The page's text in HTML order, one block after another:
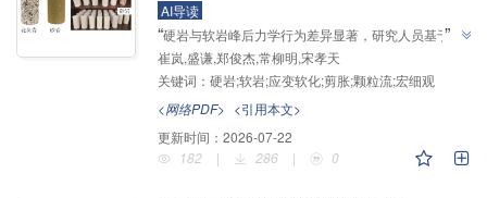
AI导读
“硬岩与软岩峰后力学行为差异显著，研究人员基于花
岗岩和砂岩三轴压缩试验，建立了峰后应变软化-剪胀
力学模型，揭示了强度参数演化规律，为解决岩石工程
稳定性问题提供了理论基础。
”
崔岚,盛谦,郑俊杰,常柳明,宋孝天
关键词： 硬岩;软岩;应变软化;剪胀;颗粒流;宏细观
<网络PDF> <引用本文>
更新时间： 2026-07-22
182
| 286 | 0